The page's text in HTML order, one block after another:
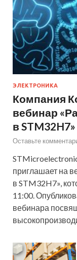
ЭЛЕКТРОНИКА
Компания
вебинар
в STM32H7»
Оставьте
приглашает на
в STM32H7»,
11:00.
вебинара